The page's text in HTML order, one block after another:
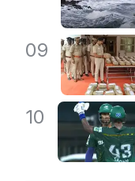
09
10